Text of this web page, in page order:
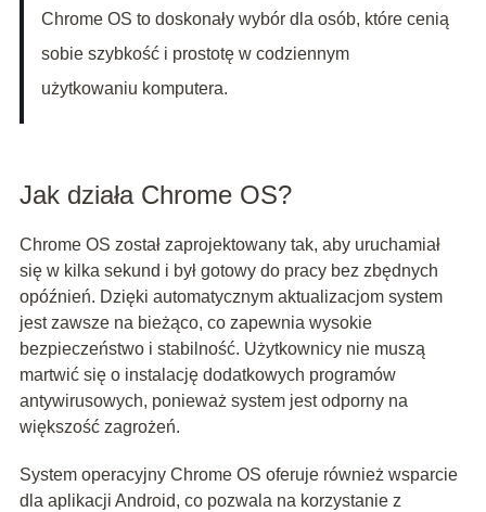
Chrome OS to doskonały wybór dla osób, które cenią
sobie szybkość i prostotę w codziennym
użytkowaniu komputera.
Jak działa Chrome OS?
Chrome OS został zaprojektowany tak, aby uruchamiał
się w kilka sekund i był gotowy do pracy bez zbędnych
opóźnień. Dzięki automatycznym aktualizacjom system
jest zawsze na bieżąco, co zapewnia wysokie
bezpieczeństwo i stabilność. Użytkownicy nie muszą
martwić się o instalację dodatkowych programów
antywirusowych, ponieważ system jest odporny na
większość zagrożeń.
System operacyjny Chrome OS oferuje również wsparcie
dla aplikacji Android, co pozwala na korzystanie z